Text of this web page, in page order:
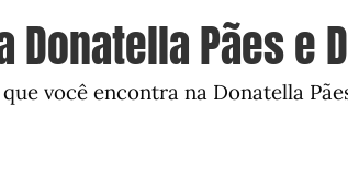
Donatella Pães e
você encontra na Donatella